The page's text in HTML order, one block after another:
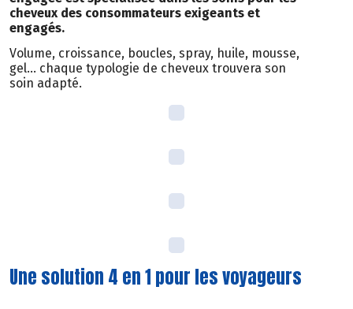
cheveux des consommateurs exigeants et
engagés.
Volume, croissance, boucles, spray, huile, mousse,
gel… chaque typologie de cheveux trouvera son
soin adapté.
Une solution 4 en 1 pour les voyageurs